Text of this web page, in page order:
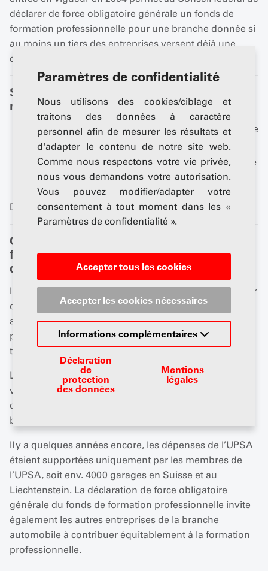
Paramètres de confidentialité
Nous utilisons des cookies/ciblage et
traitons des données à caractère
personnel afin de mesurer les résultats et
d'adapter le contenu de notre site web.
Comme nous respectons votre vie privée,
nous vous demandons votre autorisation.
Vous pouvez modifier/adapter votre
consentement à tout moment dans les «
Paramètres de confidentialité ».
Accepter tous les cookies
Accepter les cookies nécessaires
Informations complémentaires
Déclaration
de
protection
des données
Mentions
légales
déclarer de force obligatoire générale un fonds de
formation professionnelle pour une branche donnée si
au moins un tiers des entreprises versent déjà une
cotisation à ce fonds.
Sur quelle base légale cette décision
repose-t-elle?
Art. 60 de la loi fédérale sur la formation professionnelle
(LFPr) (recueil systématique du droit fédéral 412.10)
Art. 68 de l’ordonnance sur la formation professionnelle
(OFPr) (recueil systématique du droit fédéral 412.101)
Droit fédéral:www.admin.ch
Quel est le sens et l'objet du Fonds de
formation professionnelle de l'UPSA
déclaré de force obligatoire générale?
Il est dans l’intérêt de toutes les entreprises de disposer
d’une formation professionnelle qui fonctionne. Les
associations professionnelles s'acquittent de
prestations économiques communes favorables à
toute la branche.
L’Union professionnelle suisse de l’automobile (UPSA)
veille entre autre à assurer la relève en professionnels
qualifiés et à les former en fonction des besoins de la
branche.
Il y a quelques années encore, les dépenses de l’UPSA
étaient supportées uniquement par les membres de
l’UPSA, soit env. 4000 garages en Suisse et au
Liechtenstein. La déclaration de force obligatoire
générale du fonds de formation professionnelle invite
également les autres entreprises de la branche
automobile à contribuer équitablement à la formation
professionnelle.